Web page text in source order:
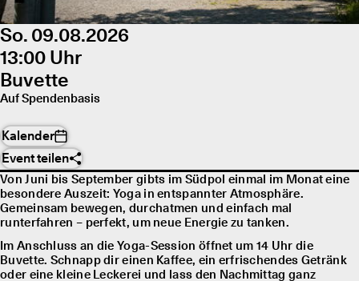
So. 09.08.2026
13:00 Uhr
Buvette
Auf Spendenbasis
Kalender
Event teilen
Von Juni bis September gibts im Südpol einmal im Monat eine
besondere Auszeit: Yoga in entspannter Atmosphäre.
Gemeinsam bewegen, durchatmen und einfach mal
runterfahren – perfekt, um neue Energie zu tanken.
Im Anschluss an die Yoga-Session öffnet um 14 Uhr die
Buvette. Schnapp dir einen Kaffee, ein erfrischendes Getränk
oder eine kleine Leckerei und lass den Nachmittag ganz